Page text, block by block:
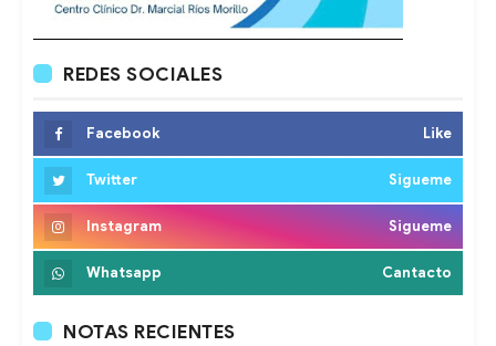
REDES SOCIALES
Facebook Like
Twitter Sigueme
Instagram Sigueme
Whatsapp Cantacto
NOTAS RECIENTES